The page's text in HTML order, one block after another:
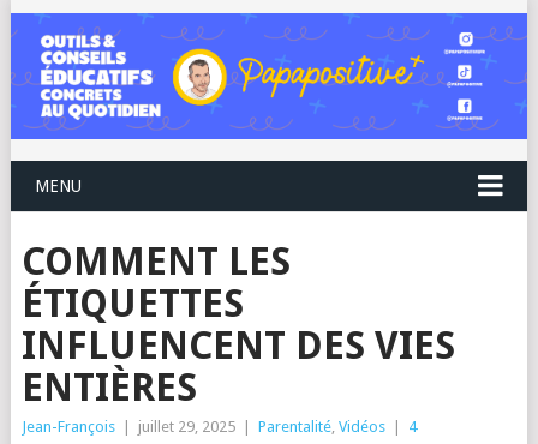
MENU
COMMENT LES
ÉTIQUETTES
INFLUENCENT DES VIES
ENTIÈRES
Jean-François juillet 29, 2025 Parentalité, Vidéos
4